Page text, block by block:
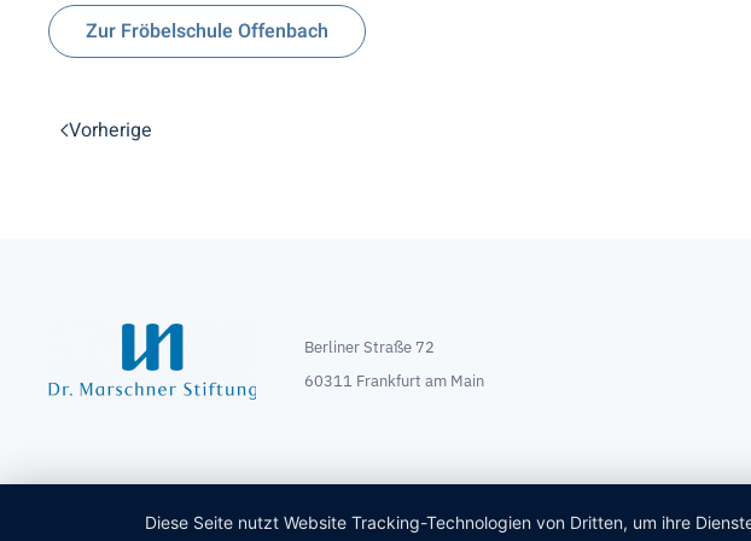
Zur Fröbelschule Offenbach
Vorherige
Berliner Straße 72
60311 Frankfurt am Main
Diese Seite nutzt Website Tracking-Technologien von Dritten, um ihre